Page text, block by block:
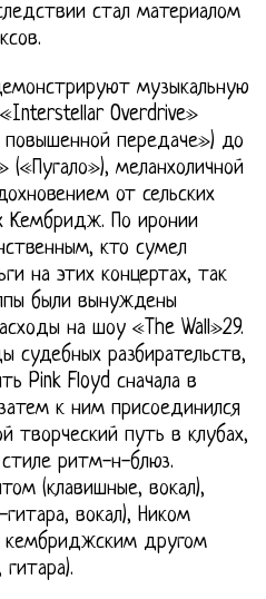
стал материалом
музыкальную
Overdrive»
передаче») до
меланхоличной
от сельских
Кембридж. По иронии
кто сумел
на этих концертах, так
были вынуждены
на шоу «The Wall»29.
судебных разбирательств,
Pink Floyd сначала в
к ним присоединился
творческий путь в клубах,
ритм-н-блюз.
(клавишные, вокал),
вокал), Ником
кембриджским другом